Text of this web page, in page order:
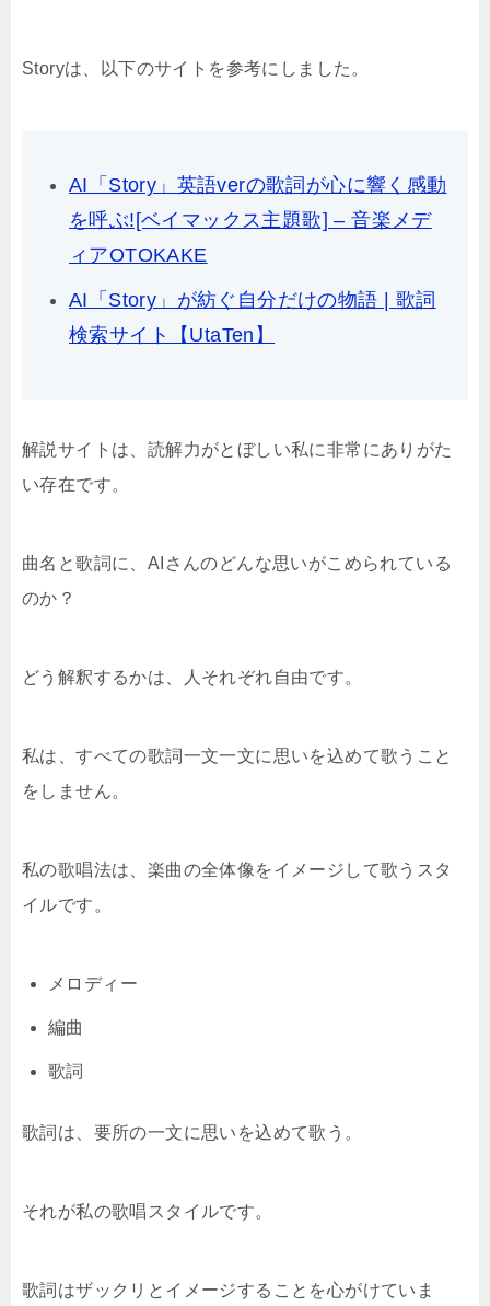
Storyは、以下のサイトを参考にしました。
AI「Story」英語verの歌詞が心に響く感動
を呼ぶ![ベイマックス主題歌] – 音楽メデ
ィアOTOKAKE
AI「Story」が紡ぐ自分だけの物語 | 歌詞
検索サイト【UtaTen】
解説サイトは、読解力がとぼしい私に非常にありがた
い存在です。
曲名と歌詞に、AIさんのどんな思いがこめられている
のか？
どう解釈するかは、人それぞれ自由です。
私は、すべての歌詞一文一文に思いを込めて歌うこと
をしません。
私の歌唱法は、楽曲の全体像をイメージして歌うスタ
イルです。
メロディー
編曲
歌詞
歌詞は、要所の一文に思いを込めて歌う。
それが私の歌唱スタイルです。
歌詞はザックリとイメージすることを心がけていま